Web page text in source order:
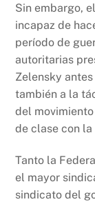
Sin embargo,
incapaz de
período de
autoritarias
Zelensky
también a la
del
de clase con
Tanto la
el mayor
sindicato del